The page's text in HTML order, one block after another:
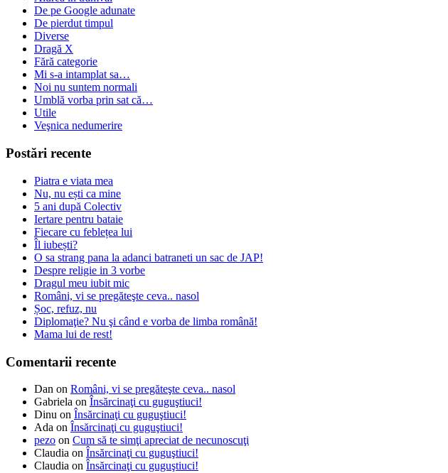
De pe Google adunate
De pierdut timpul
Diverse
Dragă X
Fără categorie
Mi s-a intamplat sa…
Noi nu suntem normali
Umblă vorba prin sat că…
Utile
Veşnica nedumerire
Postări recente
Piatra e viata mea
Nu, nu ești ca mine
5 ani după Colectiv
Iertare pentru bataie
Fiecare cu feblețea lui
Îl iubești?
O sa strang pana la adanci batraneti un sac de JAP!
Despre religie in 3 vorbe
Dragul meu iubit mic
Români, vi se pregăteşte ceva.. nasol
Șoc, refuz, nu
Diplomaţie? Nu şi când e vorba de limba română!
Mama lui de rest!
Comentarii recente
Dan on Români, vi se pregăteşte ceva.. nasol
Gabriela on Însărcinaţi cu guguştiuci!
Dinu on Însărcinaţi cu guguştiuci!
Ada on Însărcinaţi cu guguştiuci!
pezo on Cum să te simţi apreciat de necunoscuţi
Claudia on Însărcinaţi cu guguştiuci!
Claudia on Însărcinaţi cu guguştiuci!